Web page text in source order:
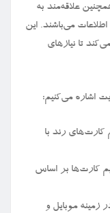
علاقه‌مند به
می‌باشند. این
تا نیازهای
اشاره می‌کنیم:
کارت‌های رند با
کارت‌ها بر اساس
زمینه موبایل و